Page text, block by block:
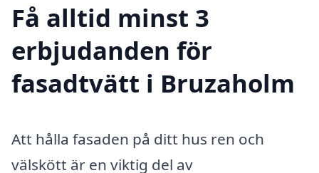
Få alltid minst 3
erbjudanden för
fasadtvätt i Bruzaholm
Att hålla fasaden på ditt hus ren och
välskött är en viktig del av